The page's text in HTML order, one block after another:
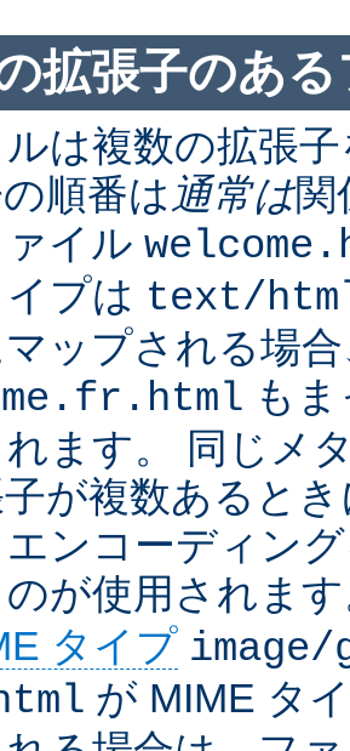
拡張子のあ
は複数の拡張
順番は 通常は関
イル
プは text/
ップされる場
も
れます。 同じメ
が複数あると
ンコーディン
が使用されま
タイプ
が MIME タ